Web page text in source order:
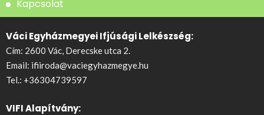
Kapcsolat
Váci Egyházmegyei Ifjúsági Lelkészség:
Cím: 2600 Vác, Derecske utca 2.
Email: ifiiroda@vaciegyhazmegye.hu
Tel.: +36304739597
VIFI Alapítvány: